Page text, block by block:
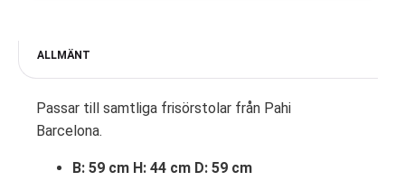
ALLMÄNT
Passar till samtliga frisörstolar från Pahi
Barcelona.
B: 59 cm H: 44 cm D: 59 cm